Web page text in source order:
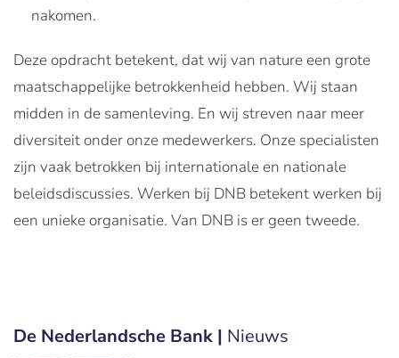
nakomen.
Deze opdracht betekent, dat wij van nature een grote
maatschappelijke betrokkenheid hebben. Wij staan
midden in de samenleving. En wij streven naar meer
diversiteit onder onze medewerkers. Onze specialisten
zijn vaak betrokken bij internationale en nationale
beleidsdiscussies. Werken bij DNB betekent werken bij
een unieke organisatie. Van DNB is er geen tweede.
De Nederlandsche Bank | Nieuws